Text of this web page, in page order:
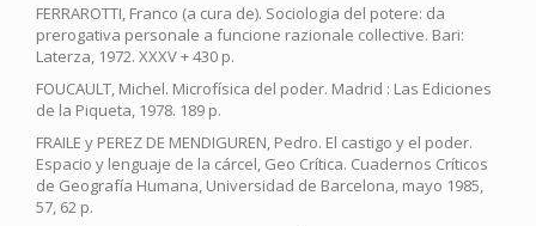
FERRAROTTI, Franco (a cura de). Sociologia del potere: da
prerogativa personale a funcione razionale collective. Bari:
Laterza, 1972. XXXV + 430 p.
FOUCAULT, Michel. Microfísica del poder. Madrid : Las Ediciones
de la Piqueta, 1978. 189 p.
FRAILE y PEREZ DE MENDIGUREN, Pedro. El castigo y el poder.
Espacio y lenguaje de la cárcel, Geo Crítica. Cuadernos Críticos
de Geografía Humana, Universidad de Barcelona, mayo 1985,
57, 62 p.